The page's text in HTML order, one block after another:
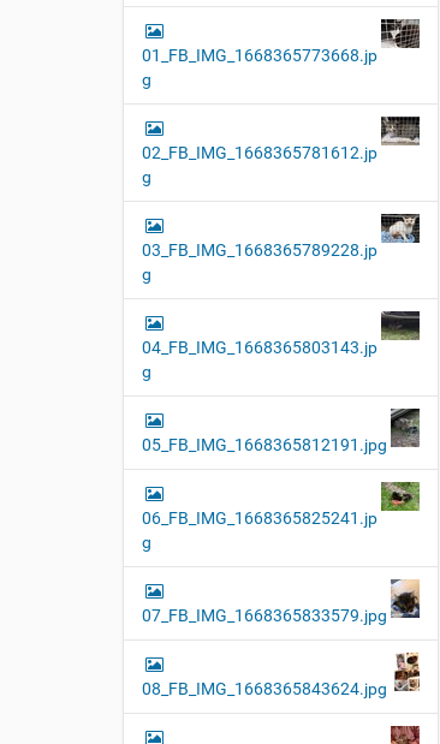
01_FB_IMG_1668365773668.jp
g
02_FB_IMG_1668365781612.jp
g
03_FB_IMG_1668365789228.jp
g
04_FB_IMG_1668365803143.jp
g
05_FB_IMG_1668365812191.jpg
06_FB_IMG_1668365825241.jp
g
07_FB_IMG_1668365833579.jpg
08_FB_IMG_1668365843624.jpg